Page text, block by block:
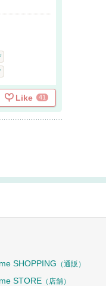
Like 41
SHOPPING （通販）
STORE （店舗）